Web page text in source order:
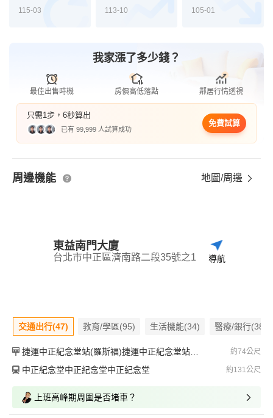
115-03
113-10
105-01
我家漲了多少錢？
最佳出售時機 房價高低落點 鄰居行情透視
只需1步，6秒算出
已有 99,999 人試算成功
免費試算
周邊機能 地圖/周邊
東益南門大廈
台北市中正區濟南路二段35號之1 導航
交通出行(47) 教育/學區(95) 生活機能(34) 醫療/銀行(38)
捷運中正紀念堂站(羅斯福)捷運中正紀念堂站(羅斯福)捷運中正紀念堂站(羅斯福) 約74公尺
中正紀念堂中正紀念堂中正紀念堂 約131公尺
上班高峰期周圍是否堵車？